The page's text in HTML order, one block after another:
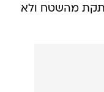
מהשטח ולא